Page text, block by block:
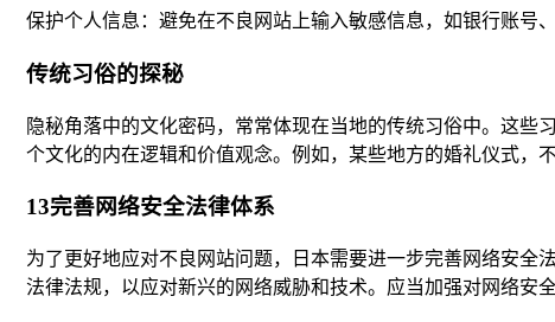
保护个人信息：避免在不良网站上输入敏感信息，如银行账号
传统习俗的探秘
隐秘角落中的文化密码，常常体现在当地的传统习俗中。这
个文化的内在逻辑和价值观念。例如，某些地方的婚礼仪式，
13完善网络安全法律体系
为了更好地应对不良网站问题，日本需要进一步完善网络安全
法律法规，以应对新兴的网络威胁和技术。应当加强对网络安